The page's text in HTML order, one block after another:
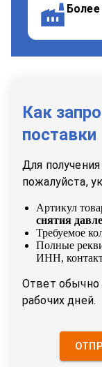
Как
поставки
Для
пожалуйста,
Артикул
снятия
Требуемое
Полные
ИНН,
Ответ обычно
рабочих дней.